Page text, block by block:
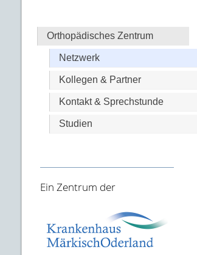
Orthopädisches Zentrum
Netzwerk
Kollegen & Partner
Kontakt & Sprechstunde
Studien
Ein Zentrum der